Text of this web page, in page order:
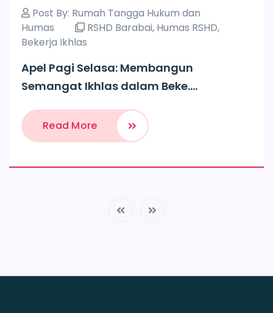
Post By: Rumah Tangga Hukum dan
Humas
RSHD Barabai, Humas RSHD,
Bekerja Ikhlas
Apel Pagi Selasa: Membangun
Semangat Ikhlas dalam Beke....
Read More